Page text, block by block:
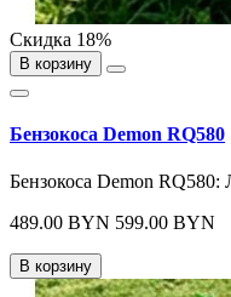
Скидка 18%
В корзину
Бензокоса Demon RQ580
Бензокоса Demon
489.00 BYN 599.00 BYN
В корзину